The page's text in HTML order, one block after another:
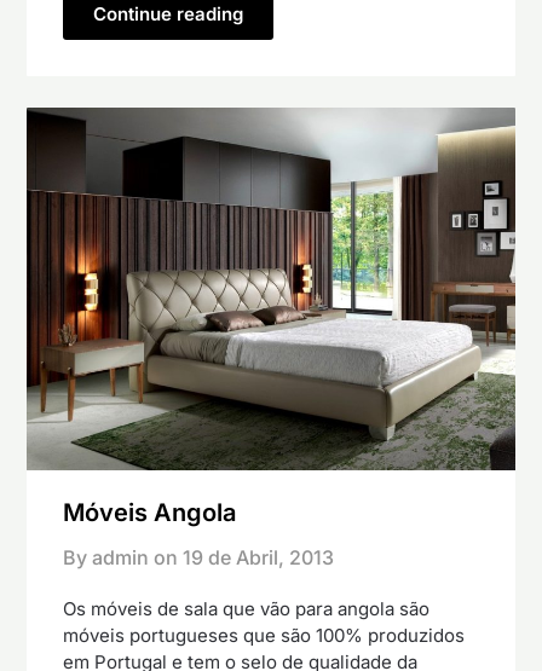
Continue reading
Móveis Angola
By admin on 19 de Abril, 2013
Os móveis de sala que vão para angola são
móveis portugueses que são 100% produzidos
em Portugal e tem o selo de qualidade da